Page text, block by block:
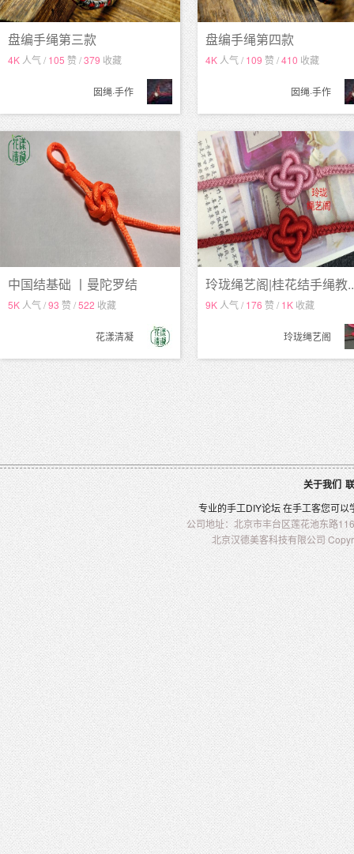
盘编手绳第三款
4K 人气 / 105 赞 /379 收藏
囡绳·手作
盘编手绳第四款
4K 人气 / 109 赞 /410 收藏
囡绳·手作
中国结基础 丨曼陀罗结
5K 人气 /93 赞 /522 收藏
花漾清凝
玲珑绳艺阁|桂花结手绳教
9K 人气 / 176 赞 / 1K 收藏
玲珑绳艺阁
关于我们
专业的手工DIY论坛 在手工客您可以
公司地址：北京市丰台区莲花池东路
北京汉德美客科技有限公司